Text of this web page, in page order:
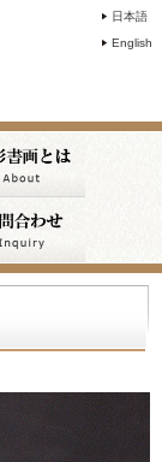
日本語
English